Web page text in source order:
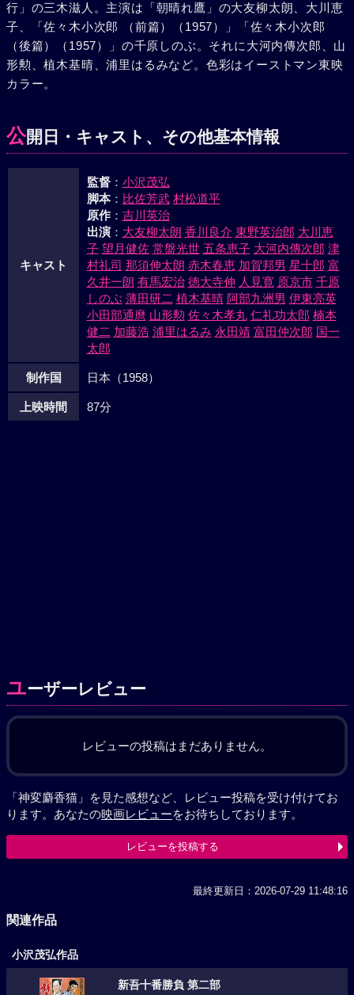
へ落ちていった。後に残るは小天治と宿命の刃を交わす忠弥
ただ一人……。晴れた品川海岸。小天治と由美に見送られ
て、九州に帰るお林とむささび小僧を乗せた船が、だんだん
と小さくなっていった。
行」の三木滋人。主演は「朝晴れ鷹」の大友柳太朗、大川恵
子、「佐々木小次郎 （前篇）（1957）」「佐々木小次郎
（後篇）（1957）」の千原しのぶ。それに大河内傳次郎、山
形勲、植木基晴、浦里はるみなど。色彩はイーストマン東映
カラー。
公開日・キャスト、その他基本情報
キャスト
監督： 小沢茂弘
脚本： 比佐芳武 村松道平
原作： 吉川英治
出演： 大友柳太朗 香川良介 東野英治郎 大川恵
子 望月健佐 常盤光世 五条恵子 大河内傳次郎 津
村礼司 那須伸太朗 赤木春恵 加賀邦男 星十郎 富
久井一朗 有馬宏治 徳大寺伸 人見寛 原京市 千原
しのぶ 薄田研二 植木基晴 阿部九洲男 伊東亮英
小田部通麿 山形勲 佐々木孝丸 仁礼功太郎 楠本
健二 加藤浩 浦里はるみ 永田靖 富田仲次郎 国一
太郎
制作国 日本（1958）
上映時間 87分
ユーザーレビュー
レビューの投稿はまだありません。
「神変麝香猫」を見た感想など、レビュー投稿を受け付けてお
ります。あなたの映画レビューをお待ちしております。
レビューを投稿する
最終更新日：2026-07-29 11:48:16
関連作品
小沢茂弘作品
新吾十番勝負 第二部